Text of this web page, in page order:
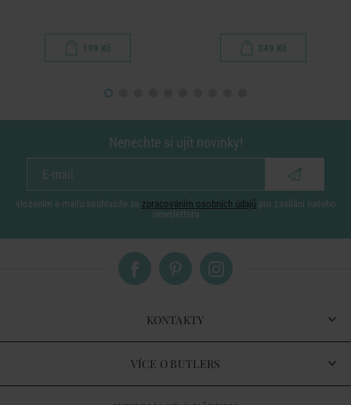
199 Kč 349 Kč
Nenechte si ujít novinky!
vložením e-mailu souhlasíte se zpracováním osobních údajů pro zasílání našeho
newsletteru
KONTAKTY
VÍCE O BUTLERS